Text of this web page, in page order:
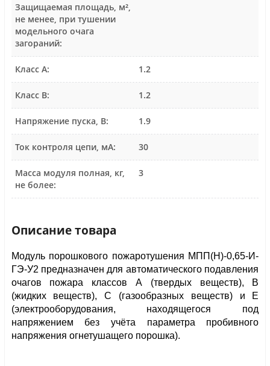
Защищаемая площадь, м²,
не менее, при тушении
модельного очага
загораний:
Класс А: 1.2
Класс В: 1.2
Напряжение пуска, В: 1.9
Ток контроля цепи, мА: 30
Масса модуля полная, кг,
не более:
3
Описание товара
Модуль порошкового пожаротушения МПП(Н)-0,65-И-
ГЭ-У2 предназначен для автоматического подавления
очагов пожара классов А (твердых веществ), В
(жидких веществ), С (газообразных веществ) и Е
(электрооборудования, находящегося под
напряжением без учёта параметра пробивного
напряжения огнетушащего порошка).